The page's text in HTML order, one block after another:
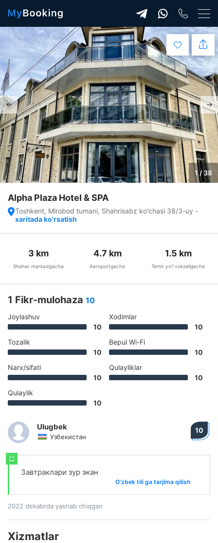
1 / 38
Alpha Plaza Hotel & SPA
Toshkent, Mirobod tumani, Shahrisabz ko'chasi 38/3-uy -
xaritada ko'rsatish
3 km
Shahar markazigacha
4.7 km
Aeroportgacha
1.5 km
Temir yo’l vokzaligacha
1 Fikr-mulohaza 10
Joylashuv
10
Tozalik
10
Narx/sifati
10
Qulaylik
10
Xodimlar
10
Bepul Wi-Fi
10
Qulayliklar
10
Ulugbek
Узбекистан
10
Завтраклари зур экан
O‘zbek tili ga tarjima qilish
2022 dekabrda yashab chiqgan
Xizmatlar